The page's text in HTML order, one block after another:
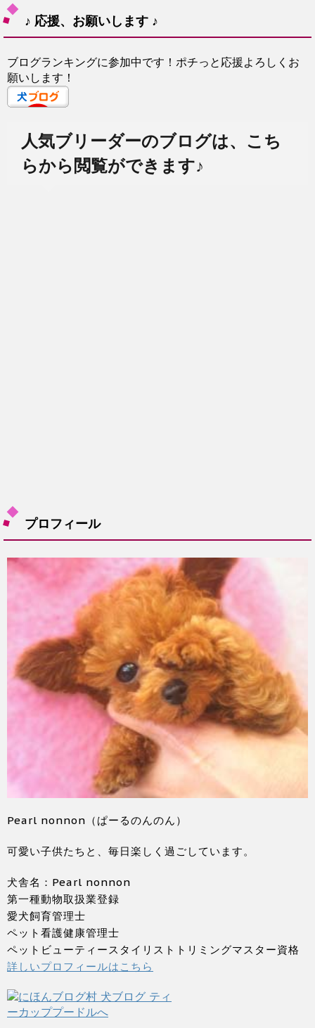
♪ 応援、お願いします ♪
ブログランキングに参加中です！ポチっと応援よろしくお
願いします！
人気ブリーダーのブログは、こち
らから閲覧ができます♪
プロフィール
Pearl nonnon（ぱーるのんのん）
可愛い子供たちと、毎日楽しく過ごしています。
犬舎名：Pearl nonnon
第一種動物取扱業登録
愛犬飼育管理士
ペット看護健康管理士
ペットビューティースタイリストトリミングマスター資格
詳しいプロフィールはこちら